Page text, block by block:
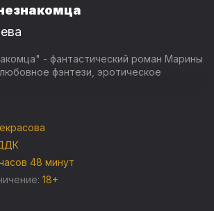
- фантастический роман Марины
фэнтези, эротическое
Но спускаясь вместе с ним
догадывалась насколько. Они оба –
Сесилия. Повязанные древней тайной,
в жизни не встречаться. Алекс
надменный Смотрящий. И Сесилия
отчаянно пытается убежать от
своего предназначения… И от
48 минут
18+